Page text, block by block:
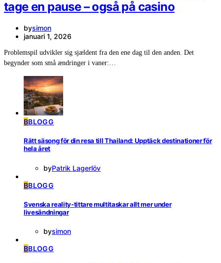
tage en pause – også på casino
bysimon
januari 1, 2026
Problemspil udvikler sig sjældent fra den ene dag til den anden. Det
begynder som små ændringer i vaner:…
BBLOGG
Rätt säsong för din resa till Thailand: Upptäck destinationer för
hela året
byPatrik Lagerlöv
BBLOGG
Svenska reality-tittare multitaskar allt mer under
livesändningar
bysimon
BBLOGG